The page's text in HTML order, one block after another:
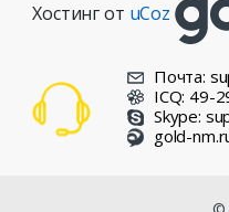
Хостинг от uCoz
Почта:
ICQ: 49-
Skype:
gold-